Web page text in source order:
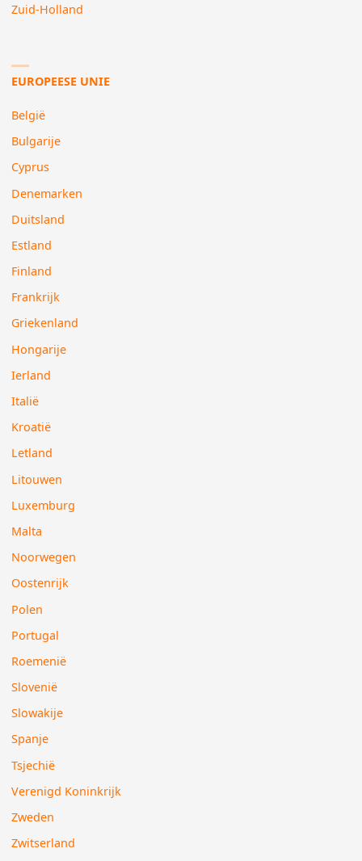
Zuid-Holland
EUROPEESE UNIE
België
Bulgarije
Cyprus
Denemarken
Duitsland
Estland
Finland
Frankrijk
Griekenland
Hongarije
Ierland
Italië
Kroatië
Letland
Litouwen
Luxemburg
Malta
Noorwegen
Oostenrijk
Polen
Portugal
Roemenië
Slovenië
Slowakije
Spanje
Tsjechië
Verenigd Koninkrijk
Zweden
Zwitserland